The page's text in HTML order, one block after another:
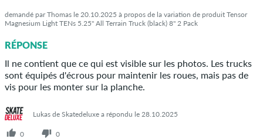
demandé par Thomas le 20.10.2025 à propos de la variation de produit Tensor
Magnesium Light TENs 5.25" All Terrain Truck (black) 8" 2 Pack
RÉPONSE
Il ne contient que ce qui est visible sur les photos. Les trucks
sont équipés d'écrous pour maintenir les roues, mais pas de
vis pour les monter sur la planche.
Lukas de Skatedeluxe a répondu le 28.10.2025
0 0